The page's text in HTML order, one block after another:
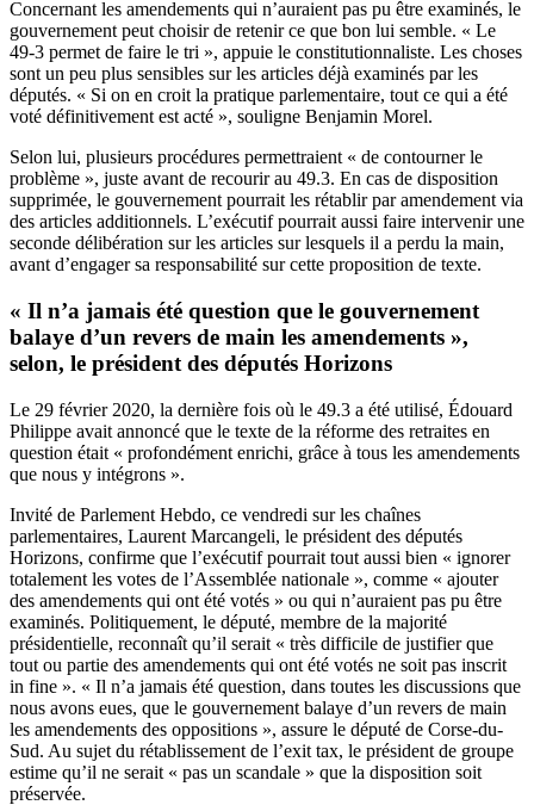
Concernant les amendements qui n’auraient pas pu être examinés, le
gouvernement peut choisir de retenir ce que bon lui semble. « Le
49-3 permet de faire le tri », appuie le constitutionnaliste. Les choses
sont un peu plus sensibles sur les articles déjà examinés par les
députés. « Si on en croit la pratique parlementaire, tout ce qui a été
voté définitivement est acté », souligne Benjamin Morel.
Selon lui, plusieurs procédures permettraient « de contourner le
problème », juste avant de recourir au 49.3. En cas de disposition
supprimée, le gouvernement pourrait les rétablir par amendement via
des articles additionnels. L’exécutif pourrait aussi faire intervenir une
seconde délibération sur les articles sur lesquels il a perdu la main,
avant d’engager sa responsabilité sur cette proposition de texte.
« Il n’a jamais été question que le gouvernement
balaye d’un revers de main les amendements »,
selon, le président des députés Horizons
Le 29 février 2020, la dernière fois où le 49.3 a été utilisé, Édouard
Philippe avait annoncé que le texte de la réforme des retraites en
question était « profondément enrichi, grâce à tous les amendements
que nous y intégrons ».
Invité de Parlement Hebdo, ce vendredi sur les chaînes
parlementaires, Laurent Marcangeli, le président des députés
Horizons, confirme que l’exécutif pourrait tout aussi bien « ignorer
totalement les votes de l’Assemblée nationale », comme « ajouter
des amendements qui ont été votés » ou qui n’auraient pas pu être
examinés. Politiquement, le député, membre de la majorité
présidentielle, reconnaît qu’il serait « très difficile de justifier que
tout ou partie des amendements qui ont été votés ne soit pas inscrit
in fine ». « Il n’a jamais été question, dans toutes les discussions que
nous avons eues, que le gouvernement balaye d’un revers de main
les amendements des oppositions », assure le député de Corse-du-
Sud. Au sujet du rétablissement de l’exit tax, le président de groupe
estime qu’il ne serait « pas un scandale » que la disposition soit
préservée.